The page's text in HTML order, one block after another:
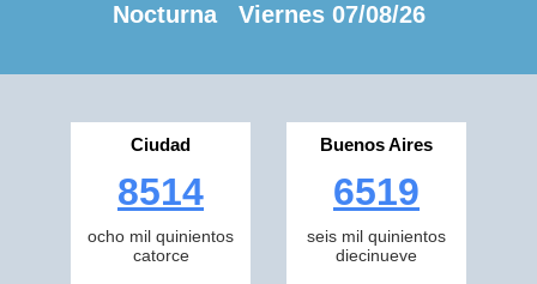
Nocturna Viernes 07/08/26
Ciudad
8514
ocho mil quinientos
catorce
Buenos Aires
6519
seis mil quinientos
diecinueve